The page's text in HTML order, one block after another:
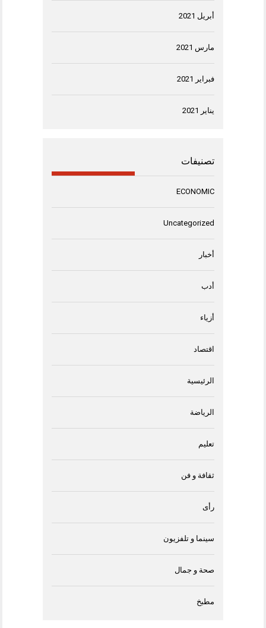
أبريل 2021
مارس 2021
فبراير 2021
يناير 2021
تصنيفات
ECONOMIC
Uncategorized
أخبار
أدب
أزياء
اقتصاد
الرئيسية
الرياضة
تعليم
ثقافة و فن
رأى
سينما و تلفزيون
صحة و جمال
مطبخ